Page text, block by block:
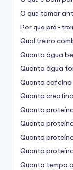
O que tomar
Por que pré-
Qual treino
Quanta água
Quanta água
Quanta cafeína
Quanta
Quanta
Quanta
Quanta
Quanta
Quanto tempo